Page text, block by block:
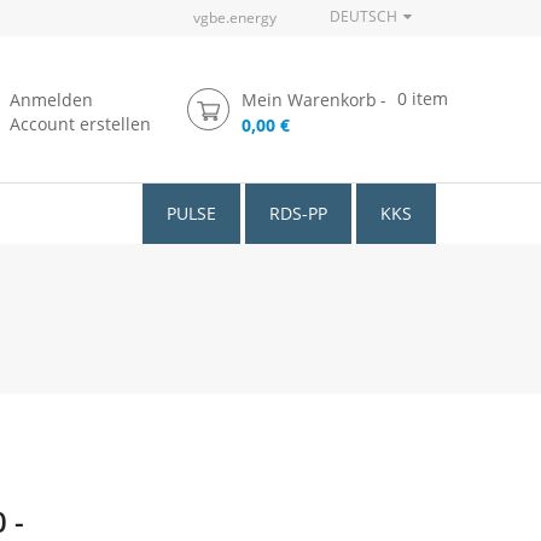
vgbe.energy DEUTSCH
Anmelden
Account erstellen
Mein Warenkorb 0 item
0,00 €
PULSE RDS-PP KKS
-